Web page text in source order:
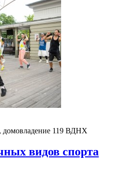
119 ВДНХ
видов спорта